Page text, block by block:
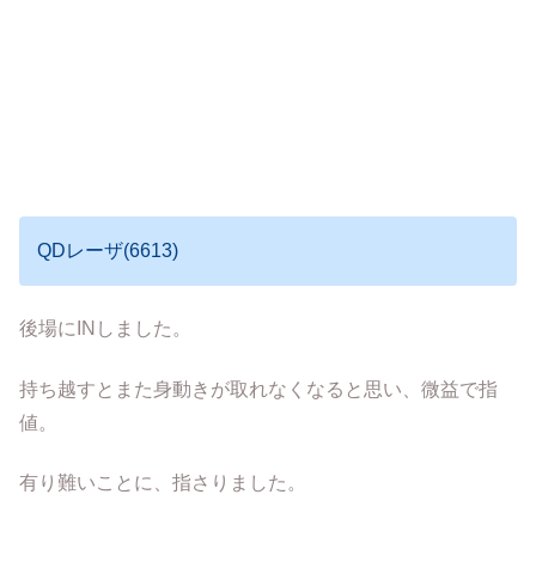
QDレーザ(6613)
後場にINしました。
持ち越すとまた身動きが取れなくなると思い、微益で指
値。
有り難いことに、指さりました。